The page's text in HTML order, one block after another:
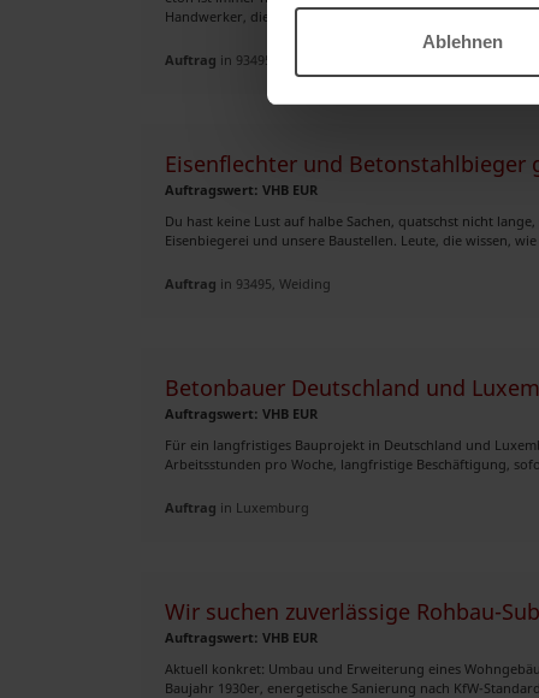
Ablehnen
Handwerker, die Holz lieben, aber kein Problem mit dem
Auftrag in 93495, Weiding
Eisenflechter und Betonstahlbieger
Auftragswert: VHB EUR
Du hast keine Lust auf halbe Sachen, quatschst nicht
Eisenbiegerei und unsere Baustellen. Leute, die wissen, wie
Auftrag in 93495, Weiding
Betonbauer Deutschland und
Auftragswert: VHB EUR
Für ein langfristiges Bauprojekt in Deutschland und
Arbeitsstunden pro Woche, langfristige Beschäftigung,
Auftrag in Luxemburg
Wir suchen zuverlässige Rohbau-
Auftragswert: VHB EUR
Aktuell konkret: Umbau und Erweiterung eines
Baujahr 1930er, energetische Sanierung nach KfW-